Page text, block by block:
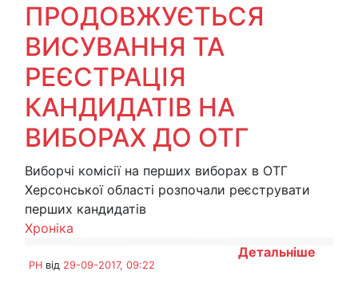
ПРОДОВЖУЄТЬСЯ
ВИСУВАННЯ ТА
РЕЄСТРАЦІЯ
КАНДИДАТІВ НА
ВИБОРАХ ДО ОТГ
Виборчі комісії на перших виборах в ОТГ
Херсонської області розпочали реєструвати
перших кандидатів
Хроніка
Детальніше
PH від 29-09-2017, 09:22